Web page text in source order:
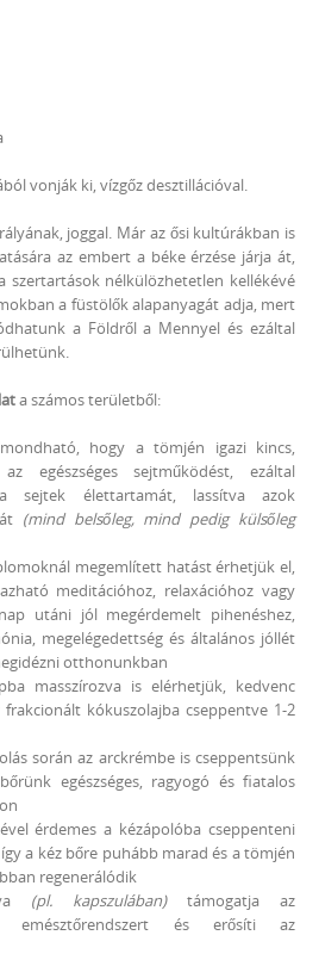
vonják ki, vízgőz desztillációval.
joggal. Már az ősi kultúrákban is
az embert a béke érzése járja át,
nélkülözhetetlen kellékévé
a füstölők alapanyagát adja, mert
a Földről a Mennyel és ezáltal
a számos területből:
hogy a tömjén igazi kincs,
egészséges sejtműködést, ezáltal
a sejtek élettartamát, lassítva azok
(mind belsőleg, mind pedig külsőleg
megemlített hatást érhetjük el,
meditációhoz, relaxációhoz vagy
utáni jól megérdemelt pihenéshez,
megelégedettség és általános jóllét
otthonunkban
masszírozva is elérhetjük, kedvenc
kókuszolajba cseppentve 1-2
során az arckrémbe is cseppentsünk
egészséges, ragyogó és fiatalos
érdemes a kézápolóba cseppenteni
a kéz bőre puhább marad és a tömjén
regenerálódik
(pl. kapszulában)támogatja az
emésztőrendszert és erősíti az